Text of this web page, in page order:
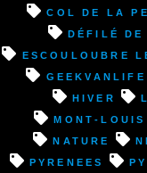
(66)
(11)”
Col de la
défilé de
Escouloubre
geekvanlife
hiver
Mont-Louis
nature
pyrenees